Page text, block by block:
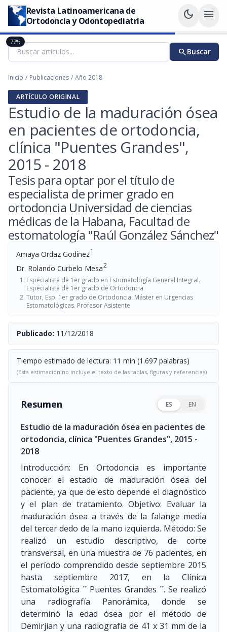
Revista Latinoamericana de
Ortodoncia y Odontopediatría
dark_mode menu
searchBuscar
Inicio / Publicaciones / Año 2018
ARTÍCULO ORIGINAL
Estudio de la maduración ósea
en pacientes de ortodoncia,
clínica "Puentes Grandes",
2015 - 2018
Tesis para optar por el título de
especialista de primer grado en
ortodoncia Universidad de ciencias
médicas de la Habana, Facultad de
estomatología "Raúl González Sánchez"
Amaya Ordaz Godínez1
Dr. Rolando Curbelo Mesa2
Especialista de 1er grado en Estomatología General Integral.
Especialista de 1er grado de Ortodoncia
Tutor, Esp. 1er grado de Ortodoncia. Máster en Urgencias
Estomatológicas. Profesor Asistente
Publicado: 11/12/2018
Tiempo estimado de lectura: 11 min (1.697 palabras)
(Esta estimación no incluye el texto de las tablas, figuras y referencias)
Resumen ES EN
Estudio de la maduración ósea en pacientes de
ortodoncia, clínica "Puentes Grandes", 2015 -
2018
Introducción: En Ortodoncia es importante
conocer el estadio de maduración ósea del
paciente, ya que de esto depende el diagnóstico
y el plan de tratamiento. Objetivo: Evaluar la
maduración ósea a través de la falange media
del tercer dedo de la mano izquierda. Método: Se
realizó un estudio descriptivo, de corte
transversal, en una muestra de 76 pacientes, en
el período comprendido desde septiembre 2015
hasta septiembre 2017, en la Clínica
Estomatológica ´´ Puentes Grandes ´´. Se realizó
una radiografía Panorámica, donde se
determinó la edad ósea por el método de
Demirjian y una radiografía de 41 x 31 mm de la
77%